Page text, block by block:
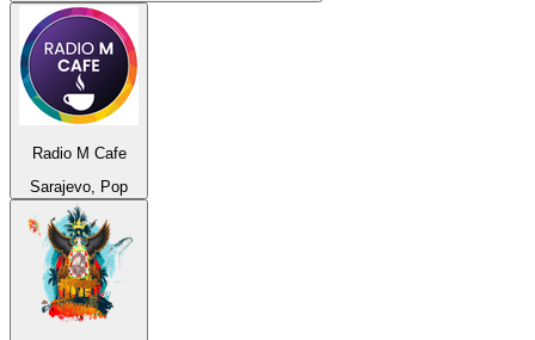
Radio M Cafe
Sarajevo, Pop